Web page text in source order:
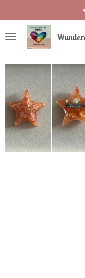
Hauptinhalt
springen